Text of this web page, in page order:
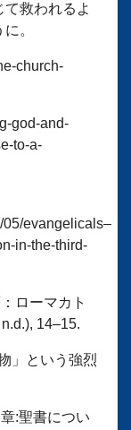
救われるよ
。
church-
god-and-
to-a-
05/evangelicals–
in-the-third-
ローマカト
14–15.
」という強烈
:聖書につい